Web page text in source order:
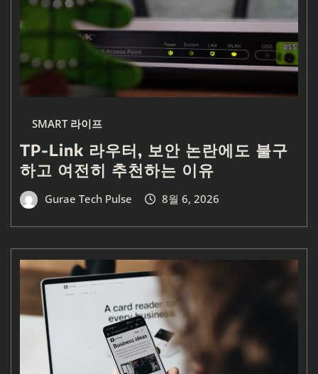
SMART 라이프
TP-Link 라우터, 보안 논란에도 불구
하고 여전히 추천하는 이유
Gurae Tech Pulse 8월 6, 2026